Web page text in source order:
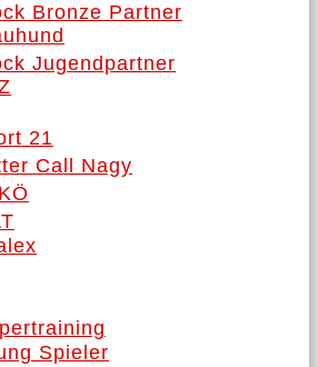
Bronze Partner
Jugendpartner
21
Call Nagy
Spieler